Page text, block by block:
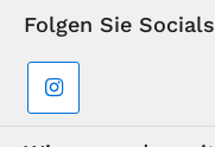
Folgen Sie Socials